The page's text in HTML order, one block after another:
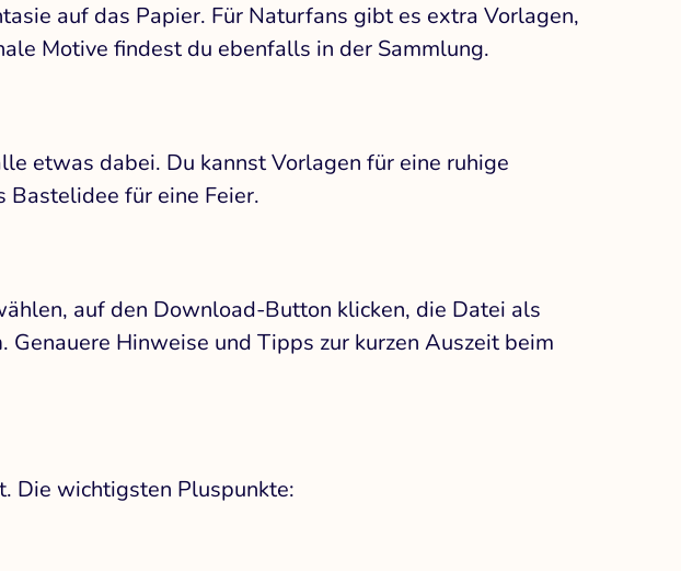
auf das Papier. Für Naturfans gibt es extra Vorlagen,
Motive findest du ebenfalls in der Sammlung.
etwas dabei. Du kannst Vorlagen für eine ruhige
für eine Feier.
auf den Download-Button klicken, die Datei als
. Genauere Hinweise und Tipps zur kurzen Auszeit beim
Die wichtigsten Pluspunkte: